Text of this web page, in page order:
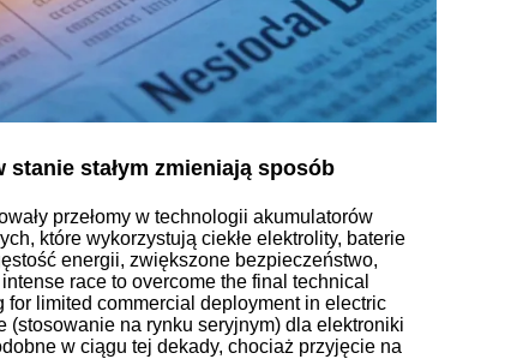
stałym zmieniają sposób
przełomy w technologii akumulatorów
które wykorzystują ciekłe elektrolity, baterie
energii, zwiększone bezpieczeństwo,
race to overcome the final technical
limited commercial deployment in electric
na rynku seryjnym) dla elektroniki
w ciągu tej dekady, chociaż przyjęcie na